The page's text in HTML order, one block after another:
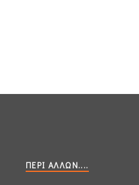
ΠΕΡΊ ΆΛΛΩΝ....